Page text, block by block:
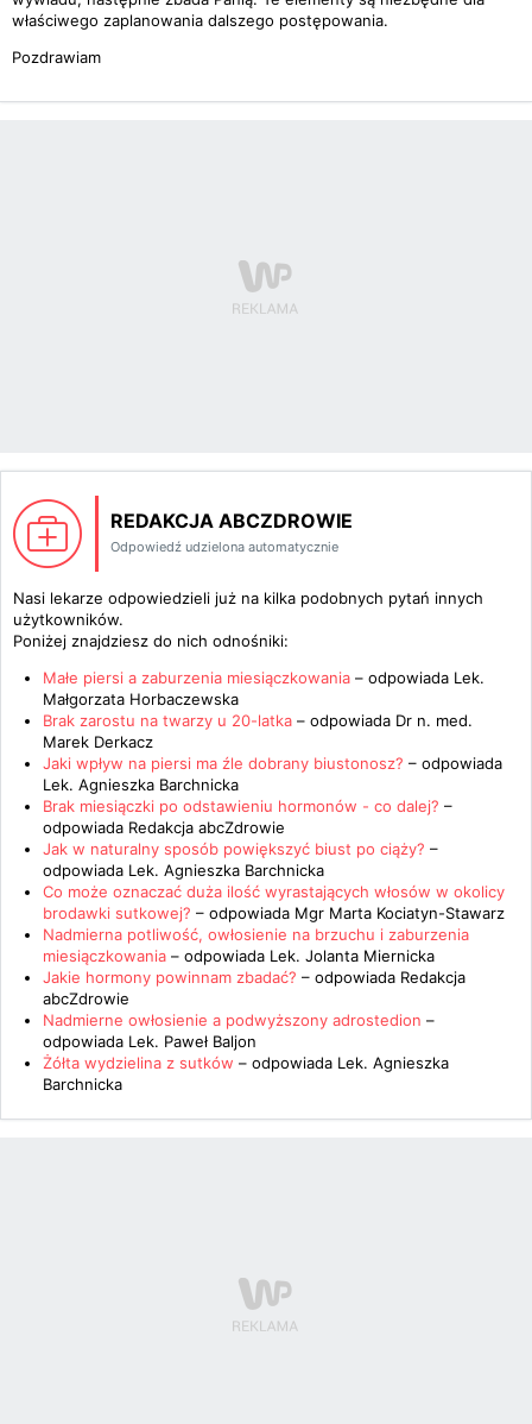
właściwego zaplanowania dalszego postępowania.
Pozdrawiam
REDAKCJA ABCZDROWIE
Odpowiedź udzielona automatycznie
Nasi lekarze odpowiedzieli już na kilka podobnych pytań innych
użytkowników.
Poniżej znajdziesz do nich odnośniki:
Małe piersi a zaburzenia miesiączkowania – odpowiada Lek.
Małgorzata Horbaczewska
Brak zarostu na twarzy u 20-latka – odpowiada Dr n. med.
Marek Derkacz
Jaki wpływ na piersi ma źle dobrany biustonosz? – odpowiada
Lek. Agnieszka Barchnicka
Brak miesiączki po odstawieniu hormonów - co dalej? –
odpowiada Redakcja abcZdrowie
Jak w naturalny sposób powiększyć biust po ciąży? –
odpowiada Lek. Agnieszka Barchnicka
Co może oznaczać duża ilość wyrastających włosów w okolicy
brodawki sutkowej? – odpowiada Mgr Marta Kociatyn-Stawarz
Nadmierna potliwość, owłosienie na brzuchu i zaburzenia
miesiączkowania – odpowiada Lek. Jolanta Miernicka
Jakie hormony powinnam zbadać? – odpowiada Redakcja
abcZdrowie
Nadmierne owłosienie a podwyższony adrostedion –
odpowiada Lek. Paweł Baljon
Żółta wydzielina z sutków – odpowiada Lek. Agnieszka
Barchnicka